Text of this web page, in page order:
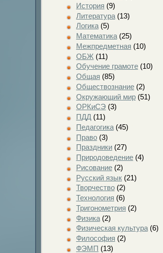
История (9)
Литература(13)
Логика(5)
Математика(25)
Межпредметная (10)
ОБЖ (11)
Обучение грамоте(10)
Общая (85)
Обществознание(2)
Окружающий мир(51)
ОРКиСЭ(3)
ПДД (11)
Педагогика(45)
Право(3)
Праздники(27)
Природоведение(4)
Рисование(2)
Русский язык(21)
Творчество(2)
Технология (6)
Тригонометрия (2)
Физика(2)
Физическая культура(6)
Философия (2)
ФЭМП (13)